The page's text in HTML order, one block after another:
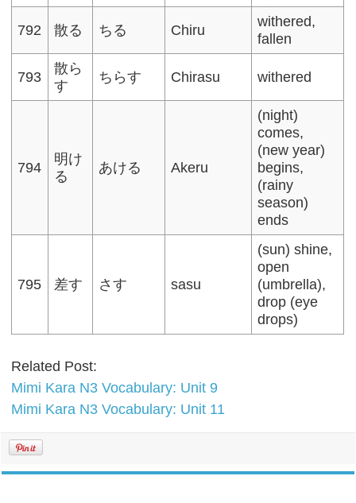
792 散る ちる Chiru
withered,
fallen
793
散ら
す
ちらす Chirasu withered
794
明け
る
あける Akeru
(night)
comes,
(new year)
begins,
(rainy
season)
ends
795 差す さす sasu
(sun) shine,
open
(umbrella),
drop (eye
drops)
Related Post:
Mimi Kara N3 Vocabulary: Unit 9
Mimi Kara N3 Vocabulary: Unit 11